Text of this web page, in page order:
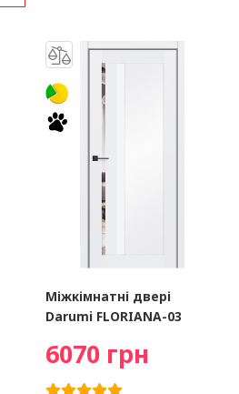
Міжкімнатні двері
Darumi FLORIANA-03
6070 грн